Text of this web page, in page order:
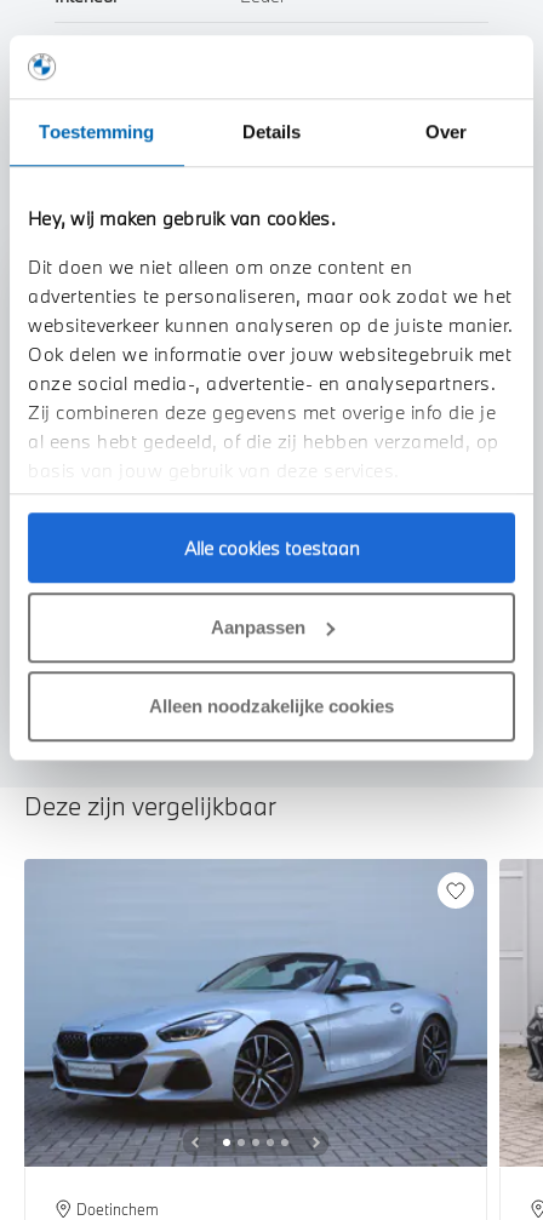
Toestemming Details Over
Hey, wij maken gebruik van cookies.
Dit doen we niet alleen om onze content en
advertenties te personaliseren, maar ook zodat we het
websiteverkeer kunnen analyseren op de juiste manier.
Ook delen we informatie over jouw websitegebruik met
onze social media-, advertentie- en analysepartners.
Zij combineren deze gegevens met overige info die je
al eens hebt gedeeld, of die zij hebben verzameld, op
basis van jouw gebruik van deze services.
Alle cookies toestaan
Aanpassen
Alleen noodzakelijke cookies
Stap 1 van 3
Uw auto inruilen?
Voorstel aanvragen
We verrekenen de waarde van uw auto
Toon alle eigenschappen
Deze zijn vergelijkbaar
Doetinchem